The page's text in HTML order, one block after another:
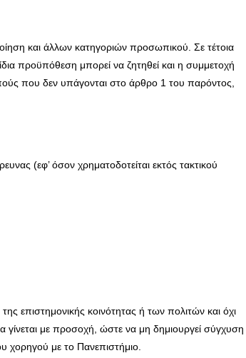
και άλλων κατηγοριών προσωπικού. Σε τέτοια
προϋπόθεση μπορεί να ζητηθεί και η συμμετοχή
που δεν υπάγονται στο άρθρο 1 του παρόντος,
(εφ’ όσον χρηματοδοτείται εκτός τακτικού
επιστημονικής κοινότητας ή των πολιτών και όχι
με προσοχή, ώστε να μη δημιουργεί σύγχυση
χορηγού με το Πανεπιστήμιο.